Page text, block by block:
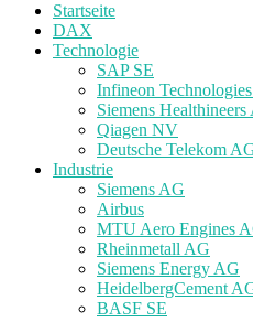
Startseite
DAX
Technologie
SAP SE
Infineon
Siemens Healthineers
Qiagen NV
Deutsche Telekom
Industrie
Siemens AG
Airbus
MTU Aero Engines
Rheinmetall AG
Siemens Energy AG
HeidelbergCement
BASF SE